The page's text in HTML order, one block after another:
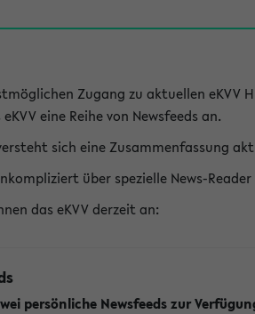
Zugang zu aktuellen
eine Reihe von Newsfeeds an.
sich eine Zusammenfassung
über spezielle News-
das eKVV derzeit an:
persönliche Newsfeeds zur